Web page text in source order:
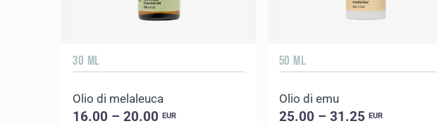
30 ML
Olio di melaleuca
16.00 – 20.00EUR
50 ML
Olio di emu
25.00 – 31.25 EUR